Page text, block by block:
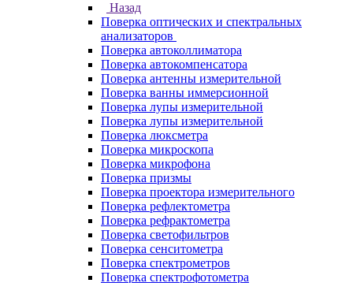
Назад
Поверка оптических и спектральных
анализаторов
Поверка автоколлиматора
Поверка автокомпенсатора
Поверка антенны измерительной
Поверка ванны иммерсионной
Поверка лупы измерительной
Поверка лупы измерительной
Поверка люксметра
Поверка микроскопа
Поверка микрофона
Поверка призмы
Поверка проектора измерительного
Поверка рефлектометра
Поверка рефрактометра
Поверка светофильтров
Поверка сенситометра
Поверка спектрометров
Поверка спектрофотометра